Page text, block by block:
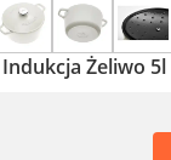
Żeliwo